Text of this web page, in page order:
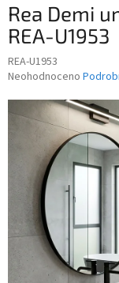
Rea Demi
REA-U1953
REA-U1953
Průměrné
produktu
0,0
hvězdiček.
Neohodnoceno